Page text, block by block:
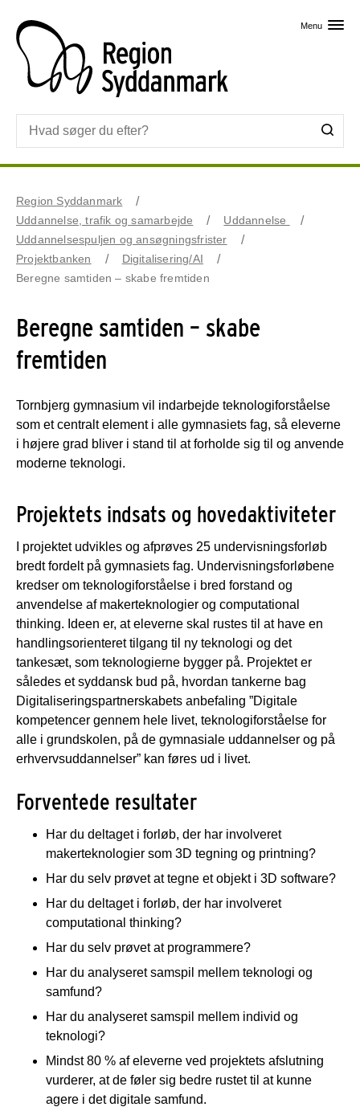
Menu
Region Syddanmark
Uddannelse, trafik og samarbejde
Uddannelse
Uddannelsespuljen og ansøgningsfrister
Projektbanken
Digitalisering/AI
Beregne samtiden – skabe fremtiden
Beregne samtiden – skabe
fremtiden
Tornbjerg gymnasium vil indarbejde teknologiforståelse
som et centralt element i alle gymnasiets fag, så eleverne
i højere grad bliver i stand til at forholde sig til og anvende
moderne teknologi.
Projektets indsats og hovedaktiviteter
I projektet udvikles og afprøves 25 undervisningsforløb
bredt fordelt på gymnasiets fag. Undervisningsforløbene
kredser om teknologiforståelse i bred forstand og
anvendelse af makerteknologier og computational
thinking. Ideen er, at eleverne skal rustes til at have en
handlingsorienteret tilgang til ny teknologi og det
tankesæt, som teknologierne bygger på. Projektet er
således et syddansk bud på, hvordan tankerne bag
Digitaliseringspartnerskabets anbefaling ”Digitale
kompetencer gennem hele livet, teknologiforståelse for
alle i grundskolen, på de gymnasiale uddannelser og på
erhvervsuddannelser” kan føres ud i livet.
Forventede resultater
Har du deltaget i forløb, der har involveret
makerteknologier som 3D tegning og printning?
Har du selv prøvet at tegne et objekt i 3D software?
Har du deltaget i forløb, der har involveret
computational thinking?
Har du selv prøvet at programmere?
Har du analyseret samspil mellem teknologi og
samfund?
Har du analyseret samspil mellem individ og
teknologi?
Mindst 80 % af eleverne ved projektets afslutning
vurderer, at de føler sig bedre rustet til at kunne
agere i det digitale samfund.